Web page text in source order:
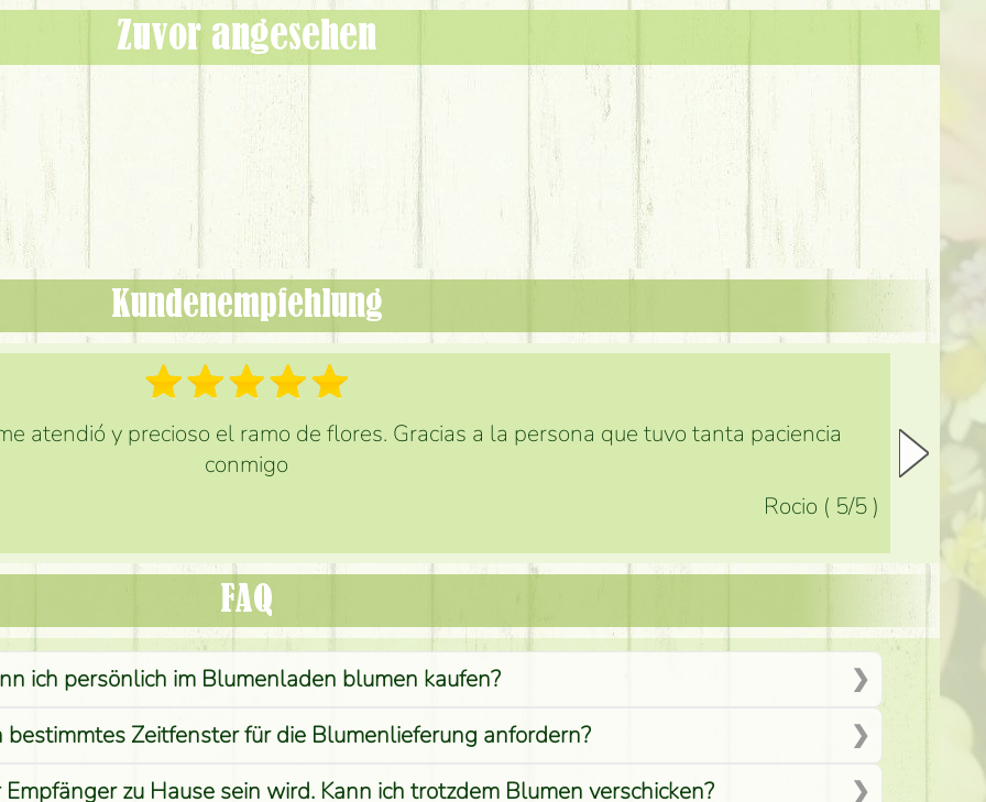
Zuvor angesehen
Kundenempfehlung
atendió y precioso el ramo de flores. Gracias a la persona que tuvo tanta paciencia
conmigo
Rocio ( 5/5 )
FAQ
ich persönlich im Blumenladen blumen kaufen?
bestimmtes Zeitfenster für die Blumenlieferung anfordern?
zu Hause sein wird. Kann ich trotzdem Blumen verschicken?